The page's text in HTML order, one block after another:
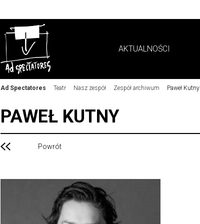
AKTUALNOŚCI
Ad Spectatores Teatr Nasz zespół Zespół archiwum Paweł Kutny
PAWEŁ KUTNY
Powrót